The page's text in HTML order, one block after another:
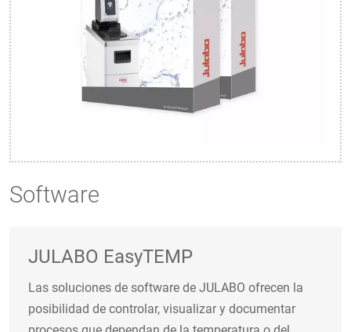
Software
JULABO EasyTEMP
Las soluciones de software de JULABO ofrecen la
posibilidad de controlar, visualizar y documentar